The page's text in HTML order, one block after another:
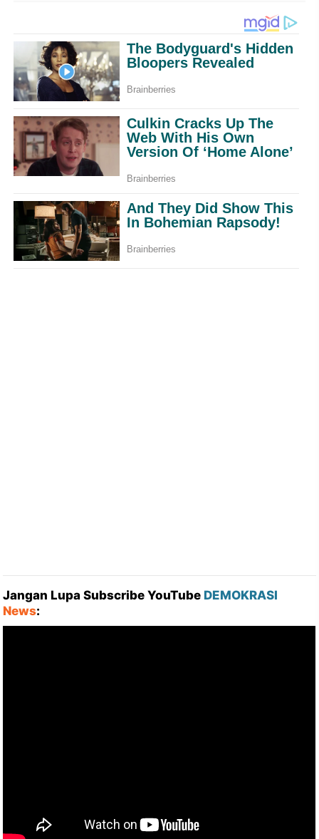
Jangan Lupa Subscribe YouTube DEMOKRASI
News: